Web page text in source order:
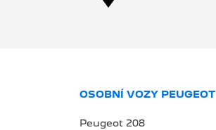
OSOBNÍ VOZY PEUGEOT
Peugeot 208